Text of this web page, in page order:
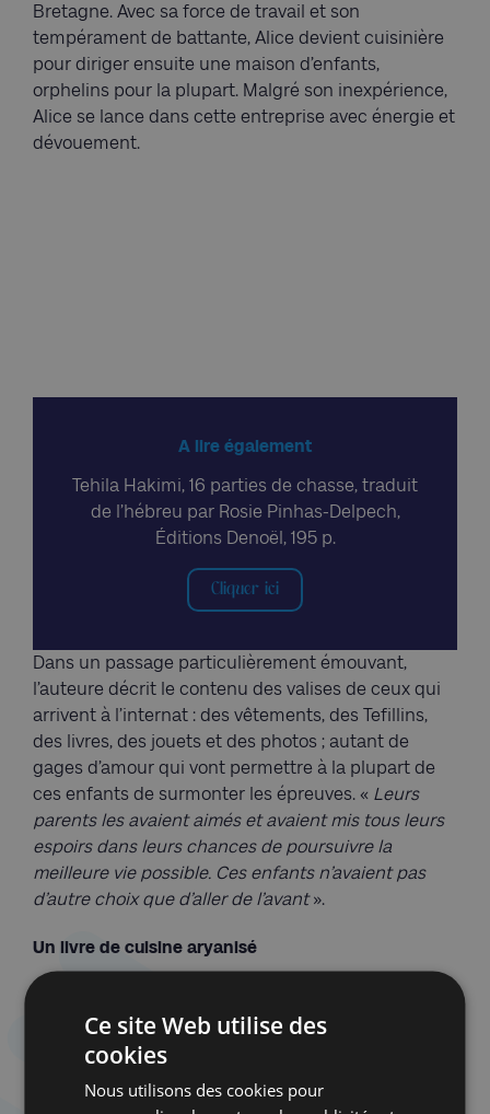
Bretagne. Avec sa force de travail et son
tempérament de battante, Alice devient cuisinière
pour diriger ensuite une maison d’enfants,
orphelins pour la plupart. Malgré son inexpérience,
Alice se lance dans cette entreprise avec énergie et
dévouement.
A lire également
Tehila Hakimi, 16 parties de chasse, traduit
de l’hébreu par Rosie Pinhas-Delpech,
Éditions Denoël, 195 p.
Cliquer ici
Dans un passage particulièrement émouvant,
l’auteure décrit le contenu des valises de ceux qui
arrivent à l’internat : des vêtements, des Tefillins,
des livres, des jouets et des photos ; autant de
gages d’amour qui vont permettre à la plupart de
ces enfants de surmonter les épreuves. « Leurs
parents les avaient aimés et avaient mis tous leurs
espoirs dans leurs chances de poursuivre la
meilleure vie possible. Ces enfants n’avaient pas
d’autre choix que d’aller de l’avant».
Un livre de cuisine aryanisé
combat ardu pour récupérer les droits de son livre
de cuisine aryanisé et réédité sous le nom de
supprimés ou paraphrasés mais 60 % des textes
Ce site Web utilise des
cookies
Nous utilisons des cookies pour